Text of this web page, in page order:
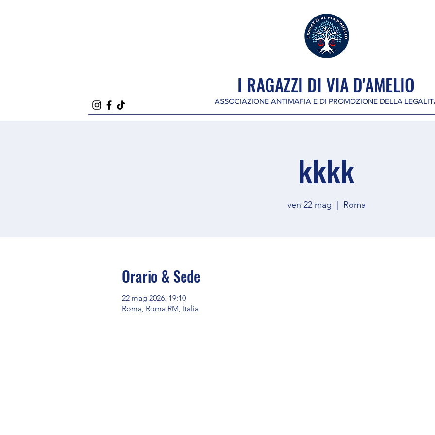
I RAGAZZI DI VIA D'AMELIO
ASSOCIAZIONE ANTIMAFIA E DI PROMOZIONE DELLA
kkkk
ven 22 mag Roma
Orario & Sede
22 mag 2026, 19:10
Roma, Roma RM, Italia